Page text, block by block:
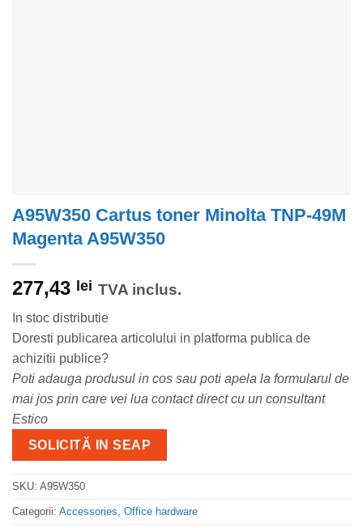
A95W350 Cartus toner Minolta TNP-49M
Magenta A95W350
277,43 lei TVA inclus.
In stoc distributie
Doresti publicarea articolului in platforma publica de
achizitii publice?
Poti adauga produsul in cos sau poti apela la formularul de
mai jos prin care vei lua contact direct cu un consultant
Estico
SOLICITĂ IN SEAP
SKU: A95W350
Categorii: Accessories Office hardware